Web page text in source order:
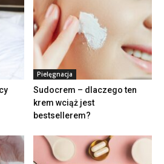
Pielęgnacja
Sudocrem – dlaczego ten
krem wciąż jest
bestsellerem?